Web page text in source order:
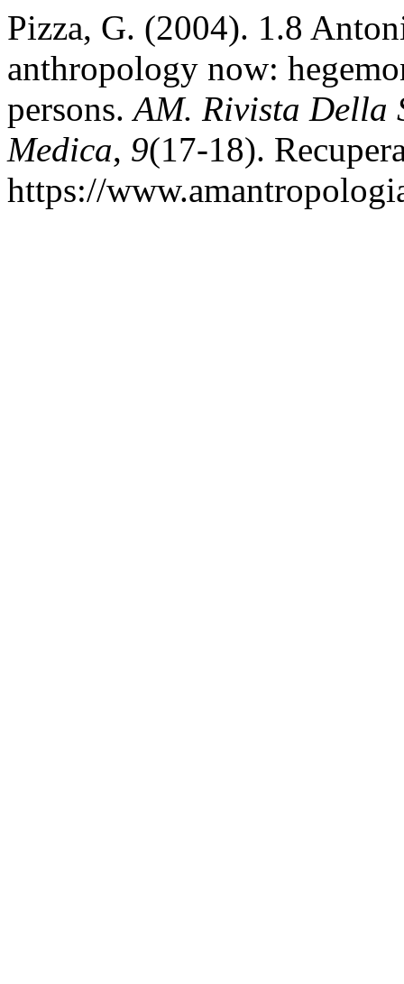
Pizza, G. (2004). 1.8
anthropology now:
persons.AM. Rivista Della
Medica, 9(17-18).
https://